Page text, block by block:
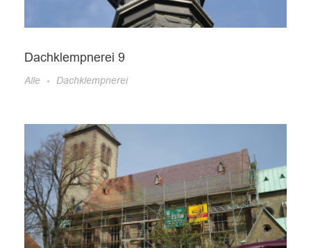
Dachklempnerei 9
Alle Dachklempnerei